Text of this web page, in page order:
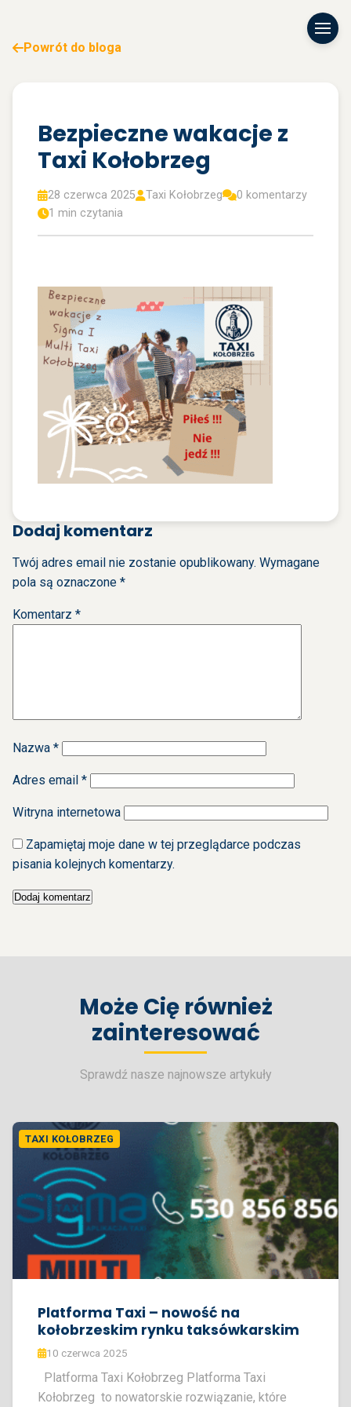
Powrót do bloga
Bezpieczne wakacje z
Taxi Kołobrzeg
28 czerwca 2025 Taxi Kołobrzeg
0 komentarzy
1 min czytania
Dodaj komentarz
Twój adres email nie zostanie opublikowany. Wymagane
pola są oznaczone *
Komentarz *
Nazwa *
Adres email *
Witryna internetowa
Zapamiętaj moje dane w tej przeglądarce podczas
pisania kolejnych komentarzy.
Może Cię również
zainteresować
Sprawdź nasze najnowsze artykuły
TAXI KOŁOBRZEG
Platforma Taxi – nowość na
kołobrzeskim rynku taksówkarskim
10 czerwca 2025
Platforma Taxi Kołobrzeg Platforma Taxi
Kołobrzeg to nowatorskie rozwiązanie, które